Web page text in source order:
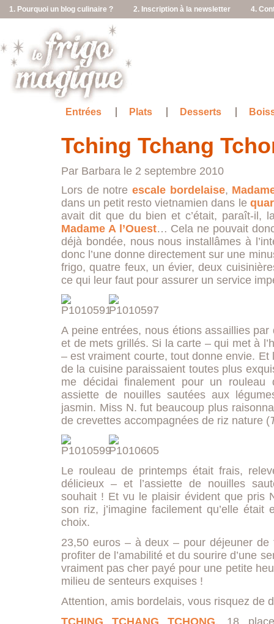
1. Pourquoi un blog culinaire ? 2. Inscription à la newsletter 4.
Entrées Plats Desserts
Tching Tchang
Par Barbara le 2 septembre 2010
Lors de notre escale bordelaise,
dans un petit resto vietnamien dans le
avait dit que du bien et c’était, paraît-il,
Madame A l’Ouest… Cela ne pouvait
déjà bondée, nous nous installâmes à
donc l’une donne directement sur une
frigo, quatre feux, un évier, deux
ce qui leur faut pour assurer un service
A peine entrées, nous étions assaillies par
et de mets grillés. Si la carte – qui met à
– est vraiment courte, tout donne envie.
de la cuisine paraissaient toutes plus
me décidai finalement pour un rouleau
assiette de nouilles sautées aux
jasmin. Miss N. fut beaucoup plus
de crevettes accompagnées de riz nature (
Le rouleau de printemps était frais,
délicieux – et l’assiette de nouilles
souhait ! Et vu le plaisir évident que pris
son riz, j’imagine facilement qu’elle
choix.
23,50 euros – à deux – pour déjeuner
profiter de l’amabilité et du sourire d’une
vraiment pas cher payé pour une petite
milieu de senteurs exquises !
Attention, amis bordelais, vous risquez de
TCHING TCHANG TCHONG, 18 place